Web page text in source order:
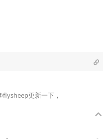
更新一下，